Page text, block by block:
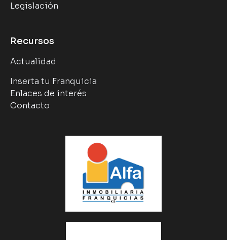
Legislación
Recursos
Actualidad
Inserta tu Franquicia
Enlaces de interés
Contacto